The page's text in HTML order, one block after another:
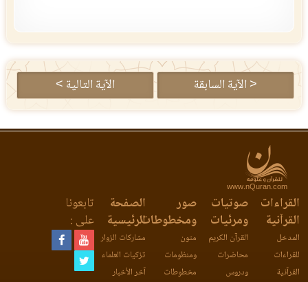
< الآية السابقة الآية التالية >
www.nQuran.com
القراءات
القرآنية
المدخل
للقراءات
القرآنية
صوتيات
ومرئيات
القرآن الكريم
محاضرات
ودروس
صور
ومخطوطات
متون
ومنظومات
مخطوطات
الصفحة
الرئيسية
مشاركات الزوار
تزكيات العلماء
آخر الأخبار
تابعونا
على :